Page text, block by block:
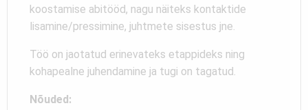
koostamise abitööd, nagu näiteks kontaktide
lisamine/pressimine, juhtmete sisestus jne.
Töö on jaotatud erinevateks etappideks ning
kohapealne juhendamine ja tugi on tagatud.
Nõuded: